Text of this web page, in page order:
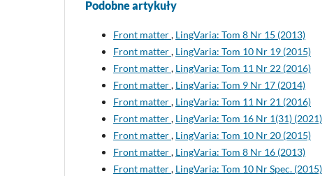
Podobne artykuły
Front matter, LingVaria: Tom 8 Nr 15 (2013)
Front matter, LingVaria: Tom 10 Nr 19 (2015)
Front matter, LingVaria: Tom 11 Nr 22 (2016)
Front matter, LingVaria: Tom 9 Nr 17 (2014)
Front matter, LingVaria: Tom 11 Nr 21 (2016)
Front matter, LingVaria: Tom 16 Nr 1(31) (2021)
Front matter, LingVaria: Tom 10 Nr 20 (2015)
Front matter, LingVaria: Tom 8 Nr 16 (2013)
Front matter, LingVaria: Tom 10 Nr Spec. (2015)